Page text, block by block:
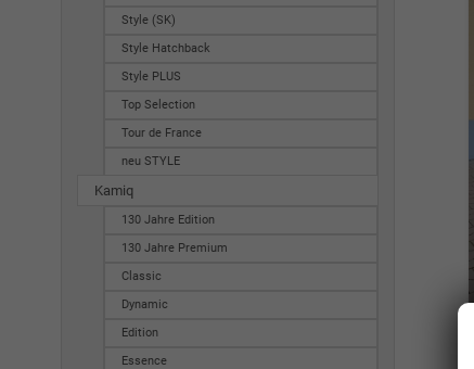
Style (SK)
Style Hatchback
Style PLUS
Top Selection
Tour de France
neu STYLE
Kamiq
130 Jahre Edition
130 Jahre Premium
Classic
Dynamic
Edition
Essence